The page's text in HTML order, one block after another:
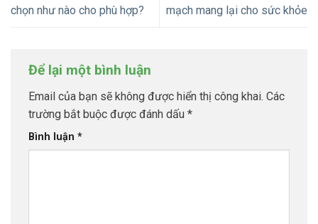
chọn như nào cho phù hợp?
mạch mang lại cho sức khỏe
Để lại một bình luận
Email của bạn sẽ không được hiển thị công khai. Các
trường bắt buộc được đánh dấu *
Bình luận *